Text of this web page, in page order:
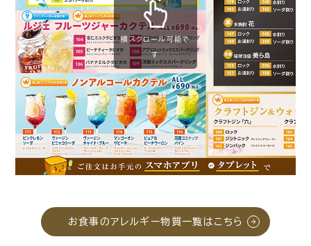
横スクロール可能で
す
お食事のアレルギー物質一覧はこちら